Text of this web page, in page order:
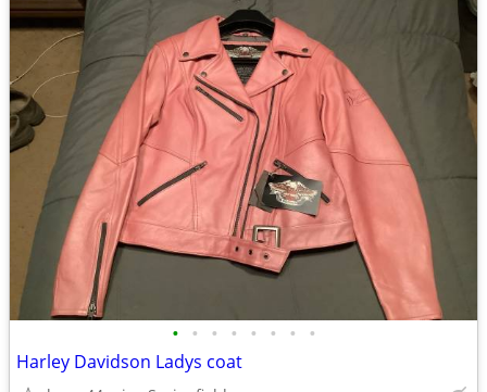
• • • • • • • •
Harley Davidson Ladys coat